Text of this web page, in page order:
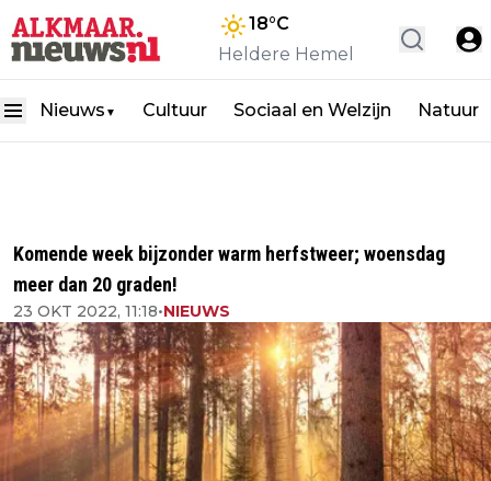
18°C
Heldere Hemel
Nieuws ▼ Cultuur Sociaal en Welzijn Natuur
Komende week bijzonder warm herfstweer; woensdag
meer dan 20 graden!
23 OKT 2022, 11:18•NIEUWS